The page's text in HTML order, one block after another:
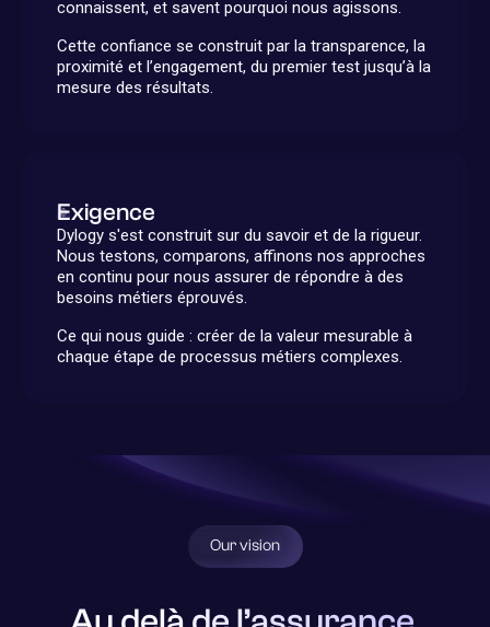
connaissent, et savent pourquoi nous agissons.
Cette confiance se construit par la transparence, la
proximité et l’engagement, du premier test jusqu’à la
mesure des résultats.
Exigence
Dylogy s'est construit sur du savoir et de la rigueur.
Nous testons, comparons, affinons nos approches
en continu pour nous assurer de répondre à des
besoins métiers éprouvés.
Ce qui nous guide : créer de la valeur mesurable à
chaque étape de processus métiers complexes.
Our vision